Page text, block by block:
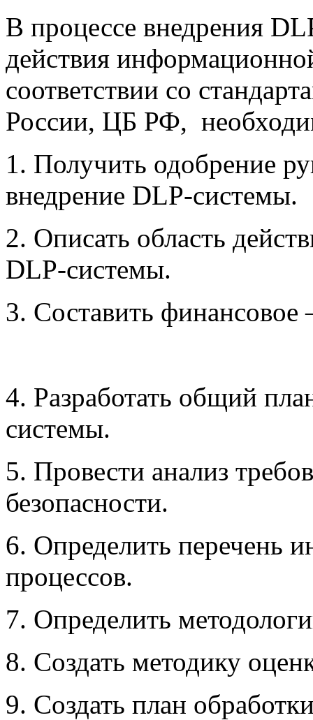
В процессе внедрения
действия
соответствии со
России, ЦБ РФ,
1. Получить одобрение
внедрение DLP-системы.
2. Описать область
DLP-системы.
3. Составить финансовое
4. Разработать общий
системы.
5. Провести анализ
безопасности.
6. Определить перечень
процессов.
7. Определить
8. Создать методику
9. Создать план